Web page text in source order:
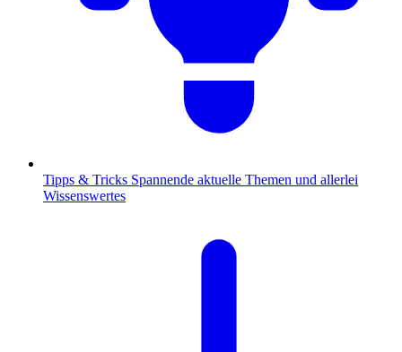
Tipps & Tricks Spannende aktuelle Themen und allerlei
Wissenswertes